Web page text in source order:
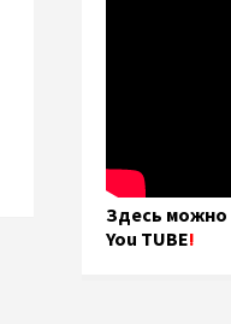
Здесь можно
You TUBE!